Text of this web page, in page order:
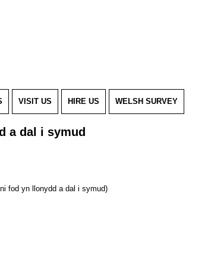
VISIT US HIRE US WELSH SURVEY
a dal i symud
fod yn llonydd a dal i symud)